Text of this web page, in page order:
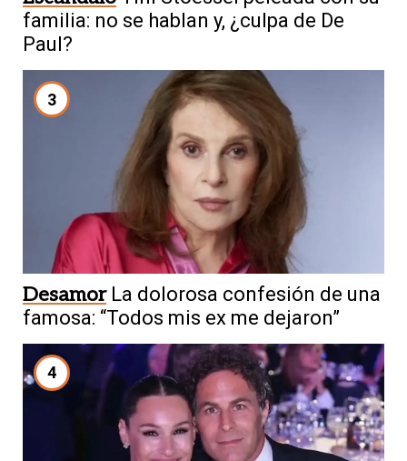
familia: no se hablan y, ¿culpa de De
Paul?
3
Desamor La dolorosa confesión de una
famosa: “Todos mis ex me dejaron”
4